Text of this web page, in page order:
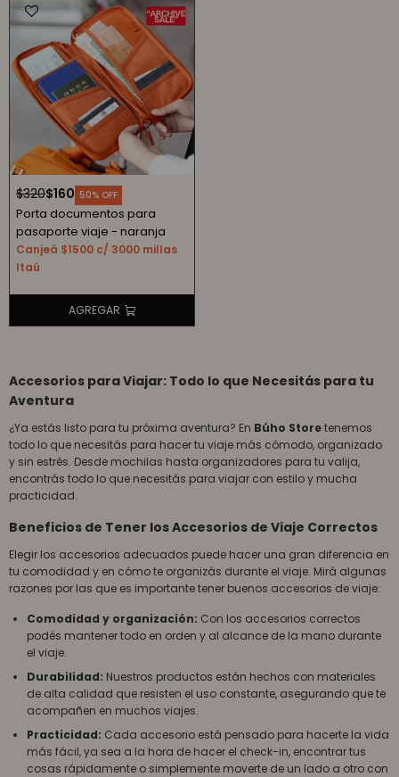
$160
$320 50
Porta documentos para
pasaporte viaje - naranja
Canjeá $1500 c/ 3000 millas
Itaú
Accesorios para Viajar: Todo lo que Necesitás para tu
Aventura
¿Ya estás listo para tu próxima aventura? En Búho Storetenemos
todo lo que necesitás para hacer tu viaje más cómodo, organizado
y sin estrés. Desde mochilas hasta organizadores para tu valija,
encontrás todo lo que necesitás para viajar con estilo y mucha
practicidad.
Beneficios de Tener los Accesorios de Viaje Correctos
Elegir los accesorios adecuados puede hacer una gran diferencia en
tu comodidad y en cómo te organizás durante el viaje. Mirá algunas
razones por las que es importante tener buenos accesorios de viaje:
Comodidad y organización: Con los accesorios correctos
podés mantener todo en orden y al alcance de la mano durante
el viaje.
Durabilidad: Nuestros productos están hechos con materiales
de alta calidad que resisten el uso constante, asegurando que te
acompañen en muchos viajes.
Practicidad: Cada accesorio está pensado para hacerte la vida
más fácil, ya sea a la hora de hacer el check-in, encontrar tus
cosas rápidamente o simplemente moverte de un lado a otro con